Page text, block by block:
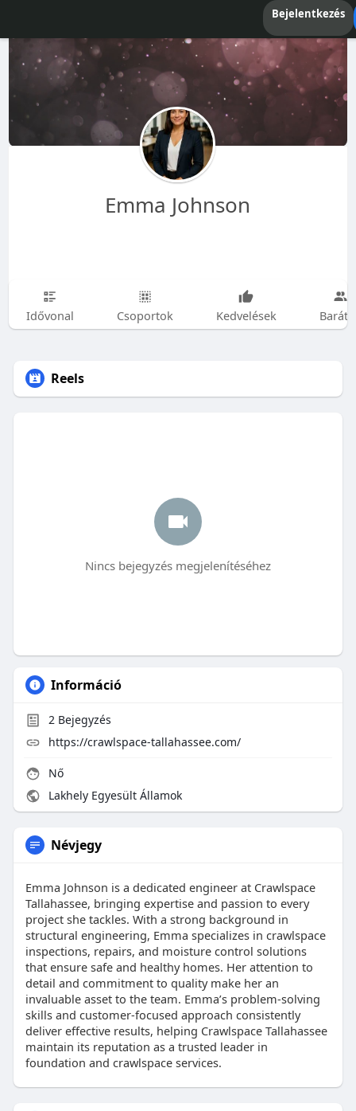
Bejelentkezés
Emma Johnson
Idővonal Csoportok Kedvelések
Reels
Nincs bejegyzés megjelenítéséhez
Információ
2Bejegyzés
https://crawlspace-tallahassee.com/
Nő
Lakhely Egyesült Államok
Névjegy
Emma Johnson is a dedicated engineer at Crawlspace
Tallahassee, bringing expertise and passion to every
project she tackles. With a strong background in
structural engineering, Emma specializes in crawlspace
inspections, repairs, and moisture control solutions
that ensure safe and healthy homes. Her attention to
detail and commitment to quality make her an
invaluable asset to the team. Emma’s problem-solving
skills and customer-focused approach consistently
deliver effective results, helping Crawlspace Tallahassee
maintain its reputation as a trusted leader in
foundation and crawlspace services.